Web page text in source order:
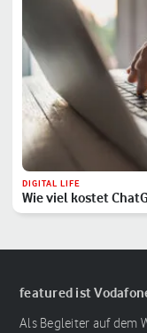
DIGITAL LIFE
Wie viel kostet
featured ist
Als Begleiter auf dem